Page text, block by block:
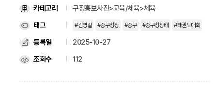
카테고리
구정홍보사진>교육/체육>체육
태그
#김영길 #중구청장 #중구 #중구청장배 #태권도대회
등록일
2025-10-27
조회수
112